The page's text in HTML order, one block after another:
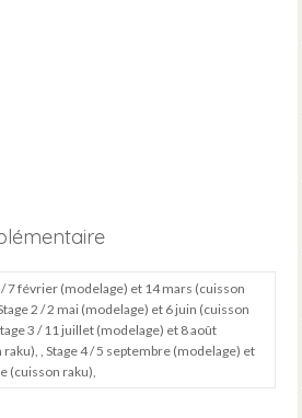
/ 7 février (modelage) et 14 mars (cuisson
2 / 2 mai (modelage) et 6 juin (cuisson
3 / 11 juillet (modelage) et 8 août
raku), , Stage 4 / 5 septembre (modelage) et
(cuisson raku),